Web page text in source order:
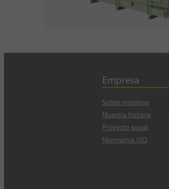
Empresa
Sobre nosotros
Nuestra historia
Proyecto social
Normativa ISO